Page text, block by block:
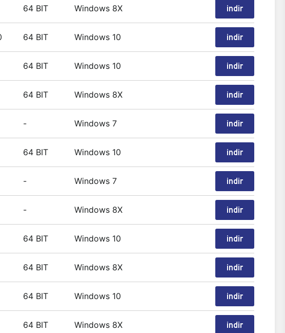
64 BIT Windows 8X indir
64 BIT Windows 10 indir
64 BIT Windows 10 indir
64 BIT Windows 8X indir
- Windows 7 indir
64 BIT Windows 10 indir
- Windows 7 indir
- Windows 8X indir
64 BIT Windows 10 indir
64 BIT Windows 8X indir
64 BIT Windows 10 indir
64 BIT Windows 8X indir